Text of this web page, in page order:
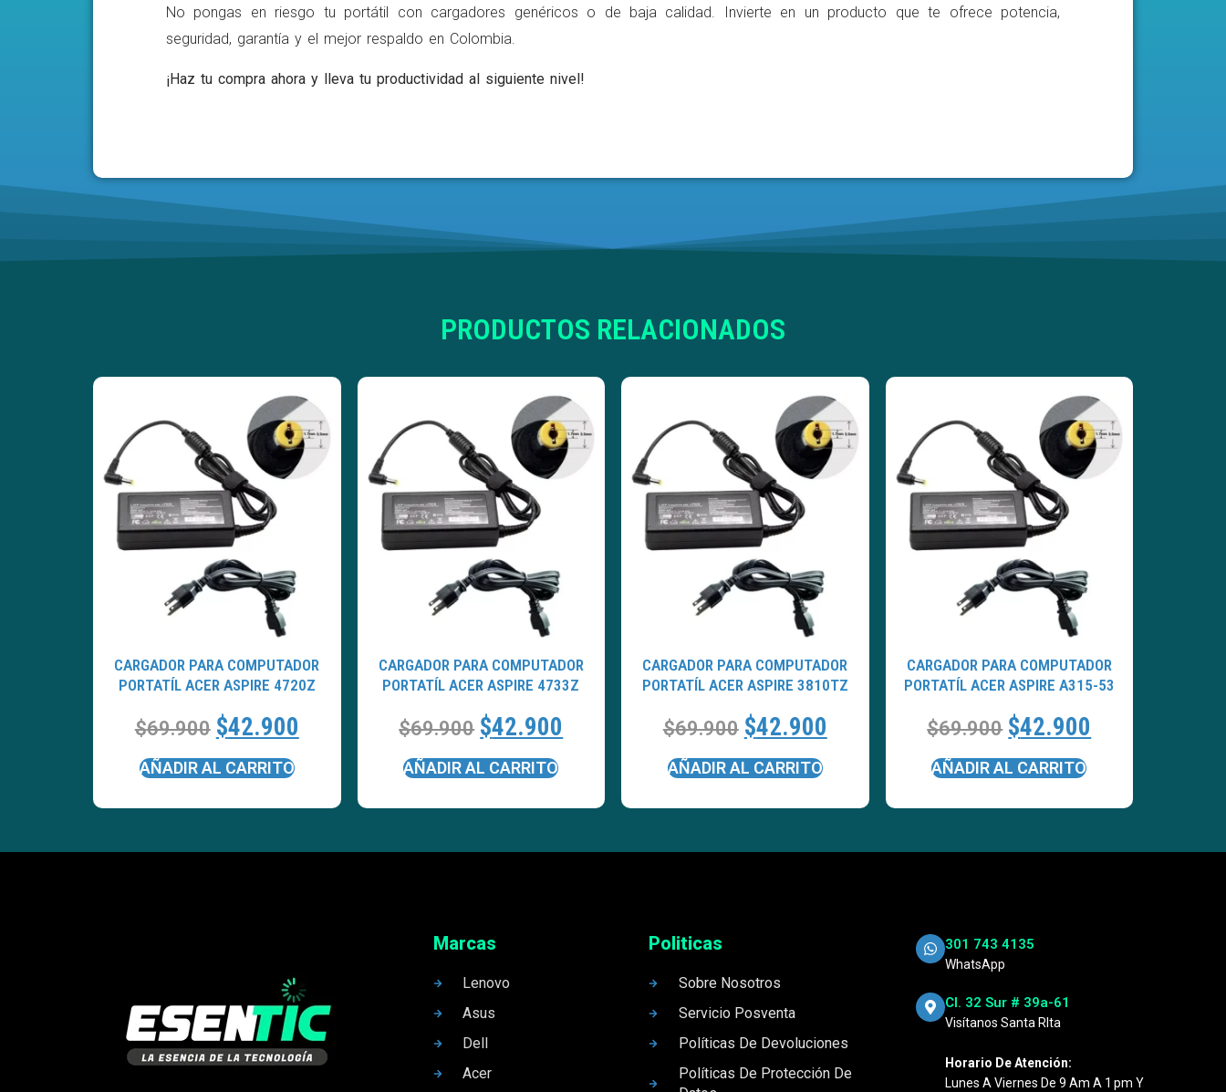
No pongas en riesgo tu portátil con cargadores genéricos o de baja calidad. Invierte en un producto que te ofrece potencia,
seguridad, garantía y el mejor respaldo en Colombia.
¡Haz tu compra ahora y lleva tu productividad al siguiente nivel!
PRODUCTOS RELACIONADOS
CARGADOR PARA COMPUTADOR
PORTATÍL ACER ASPIRE 4720Z
$69.900 $42.900
AÑADIR AL CARRITO
CARGADOR PARA COMPUTADOR
PORTATÍL ACER ASPIRE 4733Z
$69.900 $42.900
AÑADIR AL CARRITO
CARGADOR PARA COMPUTADOR
PORTATÍL ACER ASPIRE 3810TZ
$69.900 $42.900
AÑADIR AL CARRITO
CARGADOR PARA COMPUTADOR
PORTATÍL ACER ASPIRE A315-53
$69.900 $42.900
AÑADIR AL CARRITO
Marcas
Lenovo
Asus
Dell
Acer
Politicas
Sobre Nosotros
Servicio Posventa
Políticas De Devoluciones
Políticas De Protección De
301 743 4135
WhatsApp
Cl. 32 Sur # 39a-61
Visítanos Santa RIta
Horario De Atención:
Lunes A Viernes De 9 Am A 1 Pm Y